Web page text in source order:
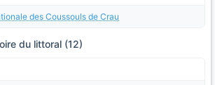
des Coussouls de Crau
du littoral (12)